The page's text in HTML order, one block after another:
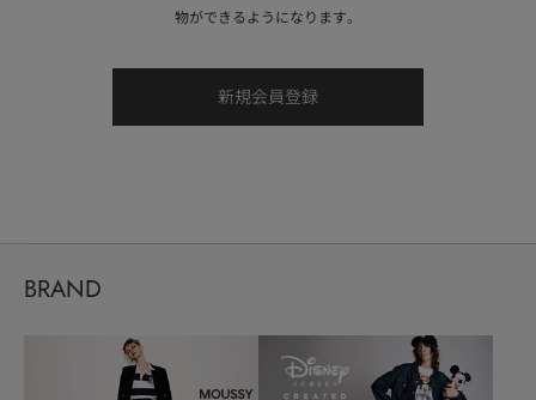
物ができるようになります。
BRAND